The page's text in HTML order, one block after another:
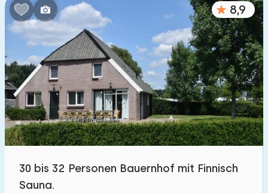
2 5
Zu öffentlichen Verkehrsmitteln(max. km):
0,2 0,5 1 2 5
Unterkunft
Im Ferienpark
8,9
30 bis 32 Personen Bauernhof mit Finnisch
Sauna.